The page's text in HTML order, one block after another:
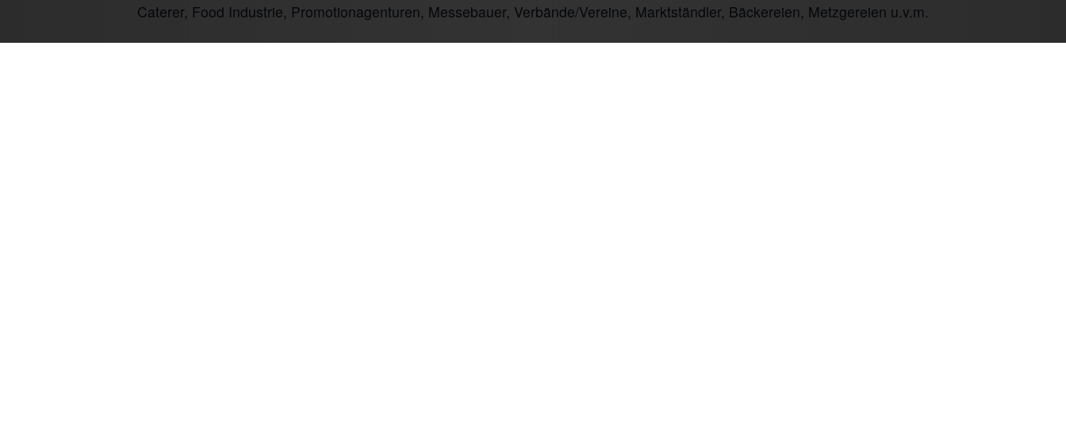
Caterer, Food Industrie, Promotionagenturen, Messebauer, Verbände/Vereine, Marktständler, Bäckereien, Metzgereien u.v.m.